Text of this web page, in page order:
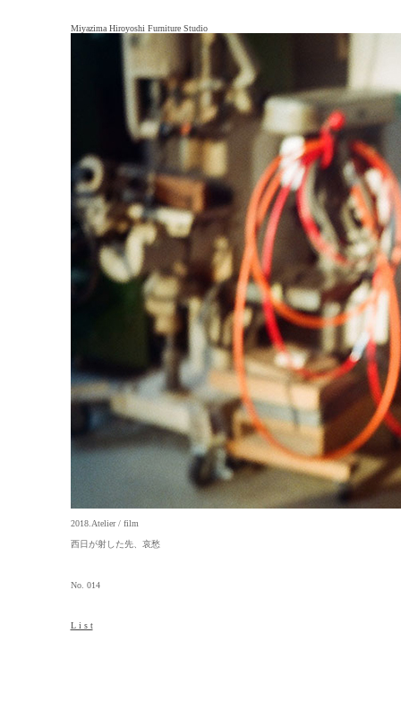
Miyazima Hiroyoshi Furniture Studio
2018.Atelier / film
西日が射した先、哀愁
No. 014
L i s t